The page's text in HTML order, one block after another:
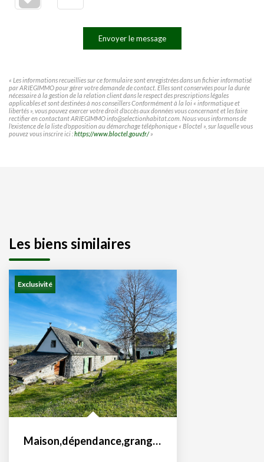
Envoyer le message
« Les informations recueillies sur ce formulaire sont enregistrées dans un fichier informatisé
par ARIEGIMMO pour gérer votre demande de contact. Elles sont conservées pour la durée
nécessaire à la gestion de la relation client dans le respect des prescriptions légales
applicables et sont destinées à nos conseillers Conformément à la loi « informatique et
libertés », vous pouvez exercer votre droit d'accès aux données vous concernant et les faire
rectifier en contactant ARIEGIMMO info@selectionhabitat.com. Nous vous informons de
l'existence de la liste d'opposition au démarchage téléphonique « Bloctel », sur laquelle vous
pouvez vous inscrire ici :https://www.bloctel.gouv.fr/»
Les biens similaires
Exclusivité
Maison,dépendance,grange sur les hauteurs de Moulis 09200